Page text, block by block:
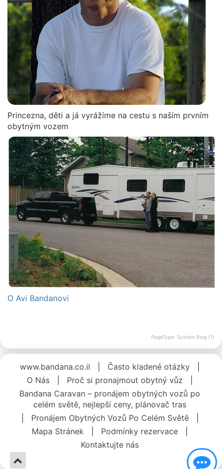
Princezna, děti a já vyrážíme na cestu s naším prvním
obytným vozem
O Avi Bandanovi
PageType: System Blog (1)
www.bandana.co.il Často kladené otázky
O Nás
Proč si pronajmout obytný vůz
Bandana Caravan – pronájem obytných vozů po
celém světě, nejlepší ceny, plánovač tras
Pronájem Obytných Vozů Po Celém Světě
Mapa Stránek
Podmínky rezervace
Kontaktujte nás